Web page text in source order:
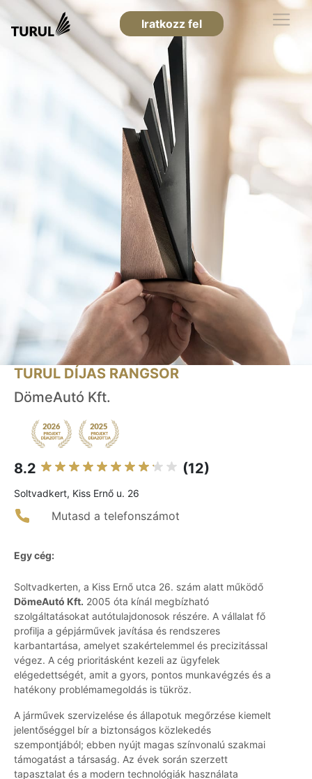
Iratkozz fel
TURUL DÍJAS RANGSOR
DömeAutó Kft.
8.2 (12)
Soltvadkert, Kiss Ernő u. 26
Mutasd a telefonszámot
Egy cég:
Soltvadkerten, a Kiss Ernő utca 26. szám alatt működő
DömeAutó Kft. 2005 óta kínál megbízható
szolgáltatásokat autótulajdonosok részére. A vállalat fő
profilja a gépjárművek javítása és rendszeres
karbantartása, amelyet szakértelemmel és precizitással
végez. A cég prioritásként kezeli az ügyfelek
elégedettségét, amit a gyors, pontos munkavégzés és a
hatékony problémamegoldás is tükröz.
A járművek szervizelése és állapotuk megőrzése kiemelt
jelentőséggel bír a biztonságos közlekedés
szempontjából; ebben nyújt magas színvonalú szakmai
támogatást a társaság. Az évek során szerzett
tapasztalat és a modern technológiák használata